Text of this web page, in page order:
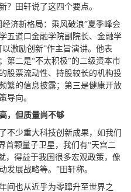
？田轩说了这四个要点。
济新格局：乘风破浪”夏季峰会
五道口金融学院副院长、金融学
激励创新”作主旨演讲。他表
第二是“不太积极”的二级资本市
股票流动性、持股较长的机构投
繁的信息披露；第三是健康开放
导向。
，但质量尚不够
不少重大科技创新成果，如我们
首颗量子卫星，我们有“天宫二
，得益于我国很多宏观政策，像
发展战略等。”田轩称。
间也从近乎为零蹿升至世界之